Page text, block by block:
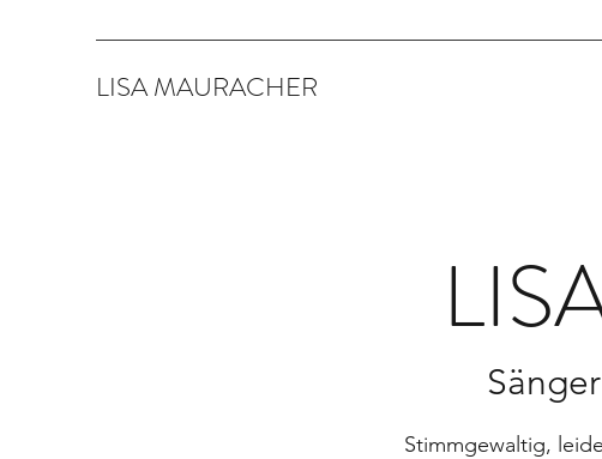
LISA MAURACHER
Stimmgewaltig,